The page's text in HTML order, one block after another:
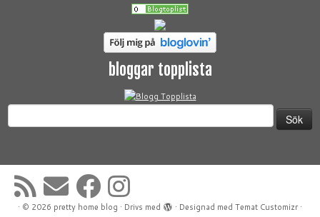
bloggar topplista
Sök
efter:
· © 2026 pretty home blog · Drivs med · Designad med Temat Customizr·